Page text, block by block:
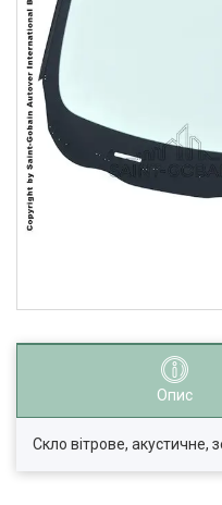
Опис
Скло вітрове, акустичне,